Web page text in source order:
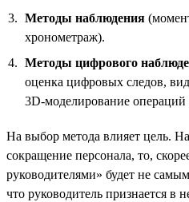
Методы наблюдения
хронометраж).
Методы цифрового
оценка цифровых следов,
3D-моделирование операций
На выбор метода влияет цель.
сокращение персонала, то,
руководителями» будет не
что руководитель признается в